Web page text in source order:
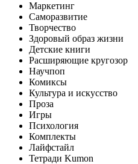
Маркетинг
Саморазвитие
Творчество
Здоровый образ жизни
Детские книги
Расширяющие кругозор
Научпоп
Комиксы
Культура и искусство
Проза
Игры
Психология
Комплекты
Лайфстайл
Тетради Kumon